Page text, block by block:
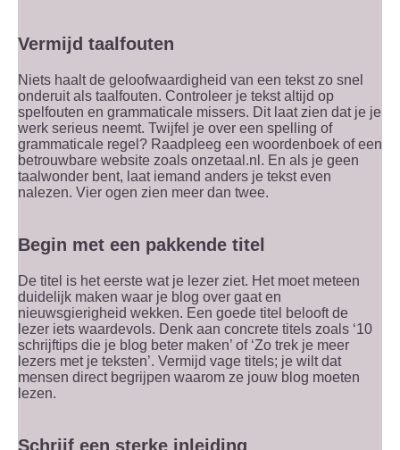
Vermijd taalfouten
Niets haalt de geloofwaardigheid van een tekst zo snel
onderuit als taalfouten. Controleer je tekst altijd op
spelfouten en grammaticale missers. Dit laat zien dat je je
werk serieus neemt. Twijfel je over een spelling of
grammaticale regel? Raadpleeg een woordenboek of een
betrouwbare website zoals onzetaal.nl. En als je geen
taalwonder bent, laat iemand anders je tekst even
nalezen. Vier ogen zien meer dan twee.
Begin met een pakkende titel
De titel is het eerste wat je lezer ziet. Het moet meteen
duidelijk maken waar je blog over gaat en
nieuwsgierigheid wekken. Een goede titel belooft de
lezer iets waardevols. Denk aan concrete titels zoals ‘10
schrijftips die je blog beter maken’ of ‘Zo trek je meer
lezers met je teksten’. Vermijd vage titels; je wilt dat
mensen direct begrijpen waarom ze jouw blog moeten
lezen.
Schrijf een sterke inleiding